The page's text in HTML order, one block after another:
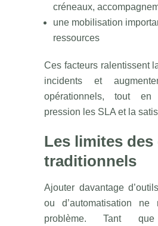
créneaux,
une mobilisation
ressources
Ces facteurs ralentissent
incidents et
opérationnels, tout en
pression les SLA et la
Les limites
traditionnels
Ajouter davantage
ou d’automatisation
problème. Tant